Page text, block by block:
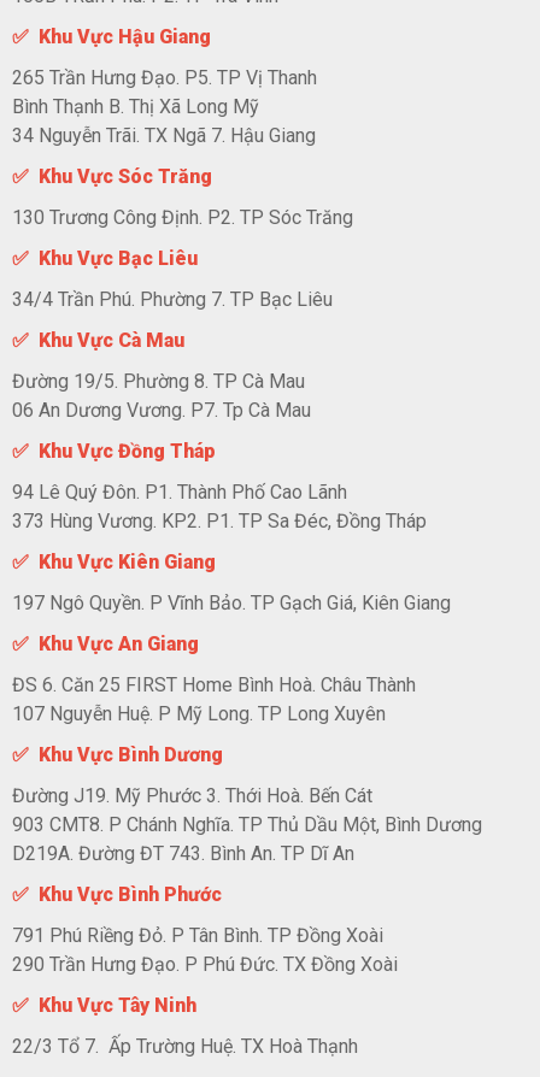
✅ Khu Vực Hậu Giang
265 Trần Hưng Đạo. P5. TP Vị Thanh
Bình Thạnh B. Thị Xã Long Mỹ
34 Nguyễn Trãi. TX Ngã 7. Hậu Giang
✅ Khu Vực Sóc Trăng
130 Trương Công Định. P2. TP Sóc Trăng
✅ Khu Vực Bạc Liêu
34/4 Trần Phú. Phường 7. TP Bạc Liêu
✅ Khu Vực Cà Mau
Đường 19/5. Phường 8. TP Cà Mau
06 An Dương Vương. P7. Tp Cà Mau
✅ Khu Vực Đồng Tháp
94 Lê Quý Đôn. P1. Thành Phố Cao Lãnh
373 Hùng Vương. KP2. P1. TP Sa Đéc, Đồng Tháp
✅ Khu Vực Kiên Giang
197 Ngô Quyền. P Vĩnh Bảo. TP Gạch Giá, Kiên Giang
✅ Khu Vực An Giang
ĐS 6. Căn 25 FIRST Home Bình Hoà. Châu Thành
107 Nguyễn Huệ. P Mỹ Long. TP Long Xuyên
✅ Khu Vực Bình Dương
Đường J19. Mỹ Phước 3. Thới Hoà. Bến Cát
903 CMT8. P Chánh Nghĩa. TP Thủ Dầu Một, Bình Dương
D219A. Đường ĐT 743. Bình An. TP Dĩ An
✅ Khu Vực Bình Phước
791 Phú Riềng Đỏ. P Tân Bình. TP Đồng Xoài
290 Trần Hưng Đạo. P Phú Đức. TX Đồng Xoài
✅ Khu Vực Tây Ninh
22/3 Tổ 7. Ấp Trường Huệ. TX Hoà Thạnh